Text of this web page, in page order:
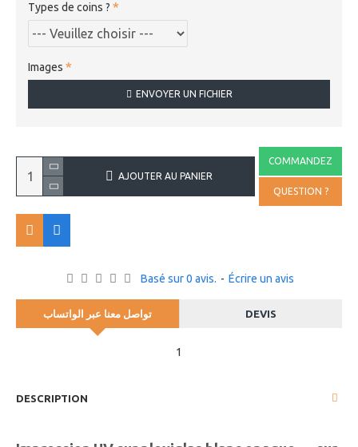
Basé sur 0 avis. - Écrire un avis
Types de coins ?
Images
ENVOYER UN FICHIER
AJOUTER AU PANIER
COMMANDEZ
QUESTION ?
تواصل معنا عبر الواتساب DEVIS
1
DESCRIPTION